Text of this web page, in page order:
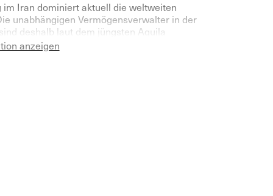
im Iran dominiert aktuell die weltweiten
unabhängigen Vermögensverwalter in der
deshalb laut dem jüngsten Aquila
Index für das laufende Jahr
anzeigen